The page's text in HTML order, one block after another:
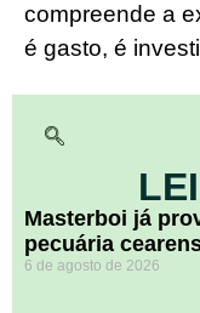
compreende a
é gasto, é
Masterboi já
pecuária
6 de agosto de 2026